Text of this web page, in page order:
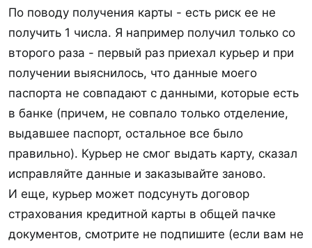
нет ли ограничения на перевод суммы более
500 тыс одновременно ?
По поводу получения карты - есть риск ее не
получить 1 числа. Я например получил только со
второго раза - первый раз приехал курьер и при
получении выяснилось, что данные моего
паспорта не совпадают с данными, которые есть
в банке (причем, не совпало только отделение,
выдавшее паспорт, остальное все было
правильно). Курьер не смог выдать карту, сказал
исправляйте данные и заказывайте заново.
И еще, курьер может подсунуть договор
страхования кредитной карты в общей пачке
документов, смотрите не подпишите (если вам не